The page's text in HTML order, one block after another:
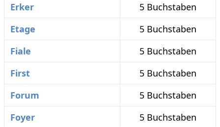
Erker
5 Buchstaben
Etage
5 Buchstaben
Fiale
5 Buchstaben
First
5 Buchstaben
Forum
5 Buchstaben
Foyer
5 Buchstaben